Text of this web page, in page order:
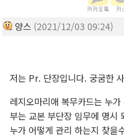
양스 (2021/12/03 09:24)
저는 Pr. 단장입니다. 궁굼한
레지오마리애 복무카드는 누
부는 교본 부단장 임무에 명시
누가 어떻게 관리 하는지 찾을